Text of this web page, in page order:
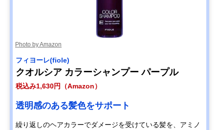
Photo by Amazon
フィヨーレ(fiole)
クオルシア カラーシャンプー パープル
税込み1,630円（Amazon）
透明感のある髪色をサポート
繰り返しのヘアカラーでダメージを受けている髪を、アミノ